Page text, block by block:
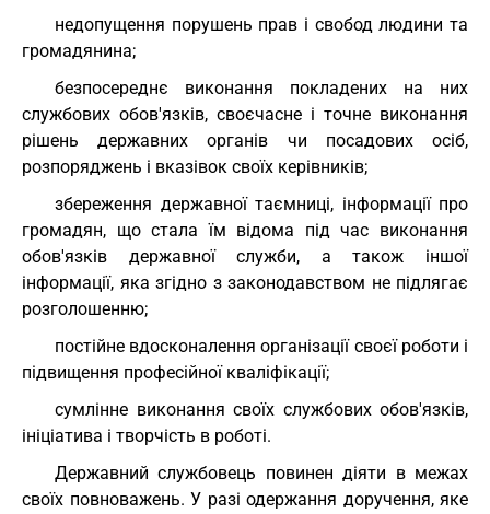
недопущення порушень прав і свобод людини та
громадянина;
безпосереднє виконання покладених на них
службових обов'язків, своєчасне і точне виконання
рішень державних органів чи посадових осіб,
розпоряджень і вказівок своїх керівників;
збереження державної таємниці, інформації про
громадян, що стала їм відома під час виконання
обов'язків державної служби, а також іншої
інформації, яка згідно з законодавством не підлягає
розголошенню;
постійне вдосконалення організації своєї роботи і
підвищення професійної кваліфікації;
сумлінне виконання своїх службових обов'язків,
ініціатива і творчість в роботі.
Державний службовець повинен діяти в межах
своїх повноважень. У разі одержання доручення, яке